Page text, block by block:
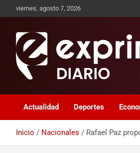
viernes, agosto 7, 2026
Exprimidor
Actualidad Deportes
Inicio Nacionales Rafael Paz